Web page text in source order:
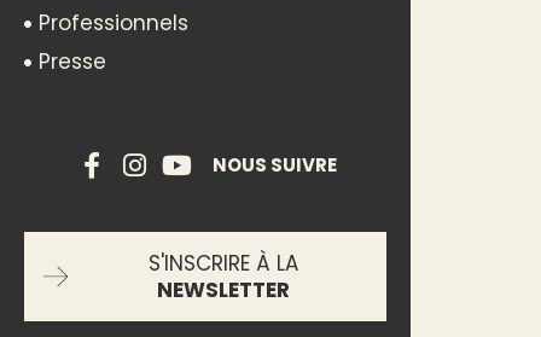
Professionnels
Presse
NOUS SUIVRE
S'INSCRIRE À LA
NEWSLETTER